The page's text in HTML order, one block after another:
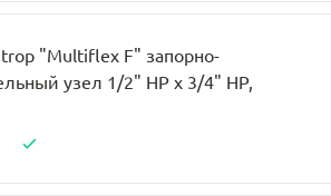
"Multiflex F" запорно-
узел 1/2" НР x 3/4" НР,